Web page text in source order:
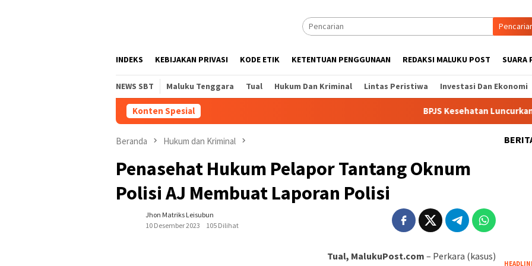
INDEKS KEBIJAKAN PRIVASI KODE ETIK KETENTUAN PENGGUNAAN REDAKSI MALUKU POST SUARA
NEWS SBT Maluku Tenggara Tual Hukum Dan Kriminal Lintas Peristiwa Investasi Dan Ekonomi
Konten Spesial BPJS Kesehatan Luncurkan NADI
Beranda Hukum dan Kriminal
Penasehat Hukum Pelapor Tantang Oknum
Polisi AJ Membuat Laporan Polisi
Jhon Matriks Leisubun
10 Desember 2023
105 Dilihat
Tual, MalukuPost.com – Perkara (kasus)